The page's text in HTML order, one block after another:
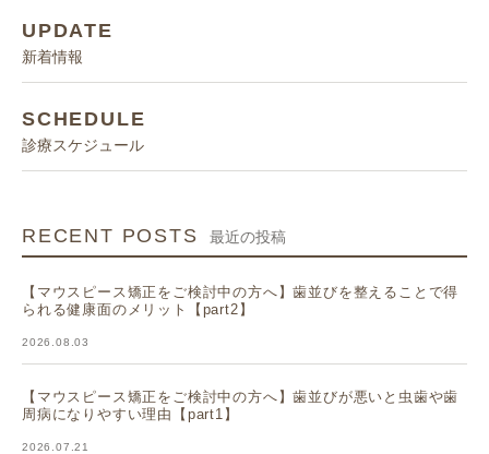
UPDATE
新着情報
SCHEDULE
診療スケジュール
RECENT POSTS 最近の投稿
【マウスピース矯正をご検討中の方へ】歯並びを整えることで得
られる健康面のメリット【part2】
2026.08.03
【マウスピース矯正をご検討中の方へ】歯並びが悪いと虫歯や歯
周病になりやすい理由【part1】
2026.07.21